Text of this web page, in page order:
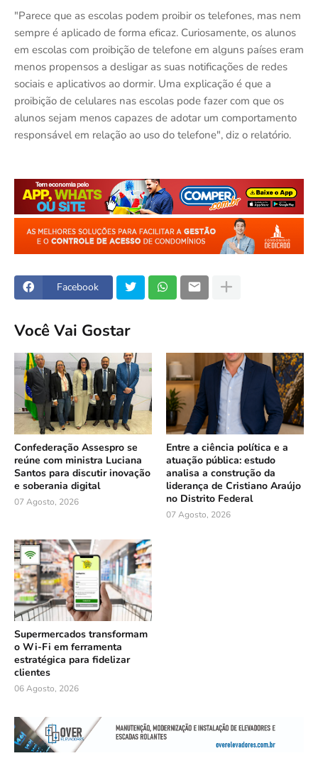
"Parece que as escolas podem proibir os telefones, mas nem
sempre é aplicado de forma eficaz. Curiosamente, os alunos
em escolas com proibição de telefone em alguns países eram
menos propensos a desligar as suas notificações de redes
sociais e aplicativos ao dormir. Uma explicação é que a
proibição de celulares nas escolas pode fazer com que os
alunos sejam menos capazes de adotar um comportamento
responsável em relação ao uso do telefone", diz o relatório.
Facebook
Você Vai Gostar
Confederação Assespro se
reúne com ministra Luciana
Santos para discutir inovação
e soberania digital
07 Agosto, 2026
Entre a ciência política e a
atuação pública: estudo
analisa a construção da
liderança de Cristiano Araújo
no Distrito Federal
07 Agosto, 2026
Supermercados transformam
o Wi-Fi em ferramenta
estratégica para fidelizar
clientes
06 Agosto, 2026